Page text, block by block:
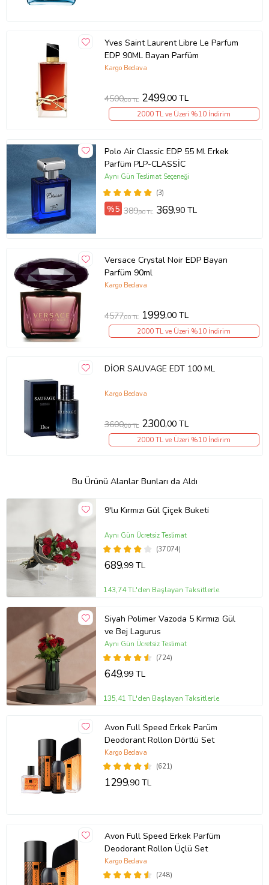
Yves Saint Laurent Libre Le Parfum
EDP 90ML Bayan Parfüm
Kargo Bedava
4500,00 TL 2499,00 TL
2000 TL ve Üzeri %10 İndirim
Polo Air Classic EDP 55 Ml Erkek
Parfüm PLP-CLASSİC
(3)
Aynı Gün Teslimat Seçeneği
%5 389,90 TL 369,90 TL
Versace Crystal Noir EDP Bayan
Parfüm 90ml
Kargo Bedava
4577,00 TL 1999,00 TL
2000 TL ve Üzeri %10 İndirim
DİOR SAUVAGE EDT 100 ML
Kargo Bedava
3600,00 TL 2300,00 TL
2000 TL ve Üzeri %10 İndirim
Bu Ürünü Alanlar Bunları da Aldı
9'lu Kırmızı Gül Çiçek Buketi
(37074)
Aynı Gün Ücretsiz Teslimat
689,99 TL
143,74 TL'den Başlayan Taksitlerle
Siyah Polimer Vazoda 5 Kırmızı Gül
ve Bej Lagurus
(724)
Aynı Gün Ücretsiz Teslimat
649,99 TL
135,41 TL'den Başlayan Taksitlerle
Avon Full Speed Erkek Parüm
Deodorant Rollon Dörtlü Set
(621)
Kargo Bedava
1299,90 TL
Avon Full Speed Erkek Parfüm
Deodorant Rollon Üçlü Set
(248)
Kargo Bedava